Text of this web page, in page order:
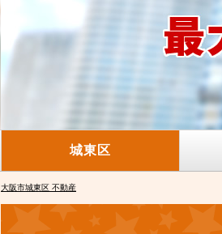
城東区
大阪市城東区 不動産